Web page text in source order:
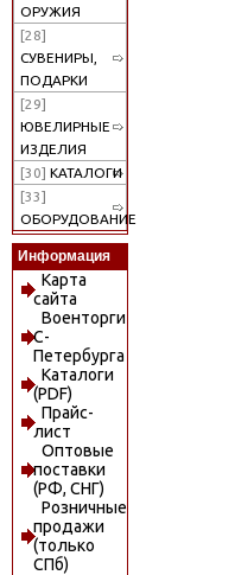
ОРУЖИЯ
[28]
СУВЕНИРЫ,
ПОДАРКИ
[29]
ЮВЕЛИРНЫЕ
ИЗДЕЛИЯ
[30] КАТАЛОГИ
[33]
ОБОРУДОВАНИЕ
Информация
Карта
сайта
Военторги
С-
Петербурга
Каталоги
(PDF)
Прайс-
лист
Оптовые
поставки
(РФ, СНГ)
Розничные
продажи
(только
СПб)